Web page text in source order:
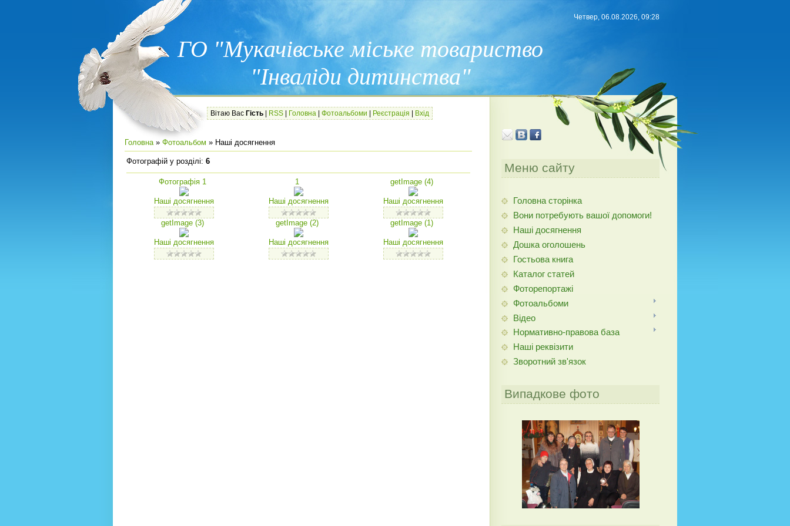
ГО "Мукачівське міське товариство
"Інваліди дитинства"
Четвер, 06.08.2026, 09:28
Вітаю Вас Гість RSS Головна Фотоальбоми Реєстрація Вхід
Головна» Фотоальбом » Наші досягнення
Фотографій у розділі: 6
Фотографія 1
Наші досягнення
1
Наші досягнення
getImage (4)
Наші досягнення
getImage (3)
Наші досягнення
getImage (2)
Наші досягнення
getImage (1)
Наші досягнення
Меню сайту
Головна сторінка
Вони потребують вашої допомоги!
Наші досягнення
Дошка оголошень
Гостьова книга
Каталог статей
Фоторепортажі
Фотоальбоми
Відео
Нормативно-правова база
Наші реквізити
Зворотний зв'язок
Випадкове фото